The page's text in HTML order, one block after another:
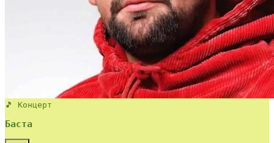
🎵 Концерт
Баста